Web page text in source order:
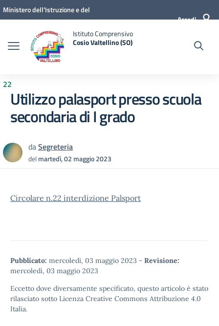
Vai ai contenuti
Vai al menu di navigazione
Vai al footer
Ministero dell'Istruzione e del
Accedi
Istituto Comprensivo
Cosio Valtellino (SO)
22
Utilizzo palasport presso scuola
secondaria di I grado
daSegreteria
delmartedì, 02 maggio 2023
Circolare n.22 interdizione Palsport
Pubblicato: mercoledì, 03 maggio 2023 - Revisione:
mercoledì, 03 maggio 2023
Eccetto dove diversamente specificato, questo articolo è stato
rilasciato sotto Licenza Creative Commons Attribuzione 4.0
Italia.